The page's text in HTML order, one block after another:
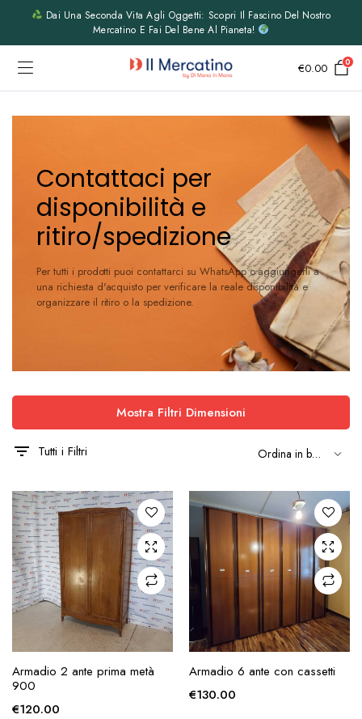
Dai Una Seconda Vita Agli Oggetti: Scopri Il Fascino Del Nostro
Mercatino E Fai Del Bene Al Pianeta!
€0.00 0
Contattaci per
disponibilità e
ritiro/spedizione
Per tutti i prodotti puoi contattarci su WhatsApp o aggiungerli a
una richiesta d'acquisto per verificare la reale disponibilità e
organizzare il ritiro o la spedizione.
Mostra Filtri Dimensioni
Tutti i Filtri
RICHIESTA
Armadio 2 ante prima metà
900
€120.00
RICHIESTA
Armadio 6 ante con cassetti
€130.00